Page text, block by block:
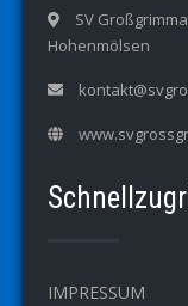
SV
Hohenmölsen
IMPRESSUM